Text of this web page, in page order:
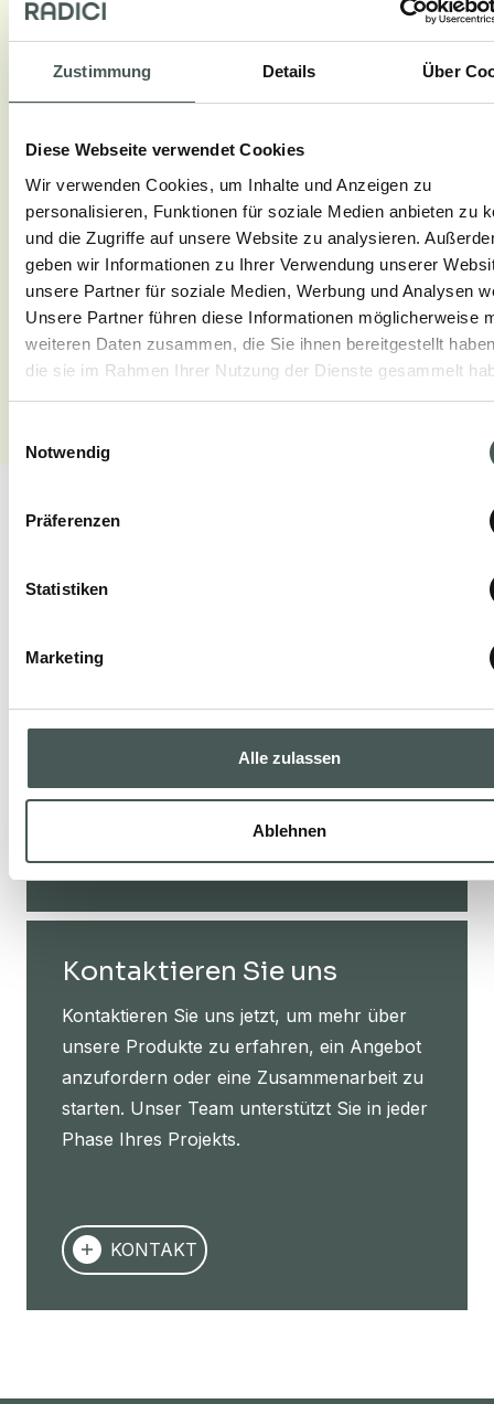
Zustimmung Details Über
Diese Webseite verwendet Cookies
Wir verwenden Cookies, um Inhalte und Anzeigen zu
personalisieren, Funktionen für soziale Medien anbieten zu
und die Zugriffe auf unsere Website zu analysieren.
geben wir Informationen zu Ihrer Verwendung unserer
unsere Partner für soziale Medien, Werbung und Analysen
Unsere Partner führen diese Informationen möglicherweise
weiteren Daten zusammen, die Sie ihnen bereitgestellt
die sie im Rahmen Ihrer Nutzung der Dienste gesammelt
Notwendig
Präferenzen
Statistiken
Marketing
Alle zulassen
Ablehnen
Reisen Sie durch das Hotel und entdecken Sie das
Unsere Produkte
Entdecken Sie unsere textilen Bodenbeläge
gestalten Sie Ihre Räume mit Stil und
Kontaktieren Sie uns
Kontaktieren Sie uns jetzt, um mehr über
unsere Produkte zu erfahren, ein Angebot
anzufordern oder eine Zusammenarbeit zu
starten. Unser Team unterstützt Sie in jeder
Phase Ihres Projekts.
KONTAKT